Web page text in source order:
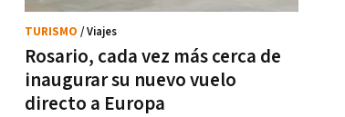
Rosario, cada vez más cerca de
inaugurar su nuevo vuelo
directo a Europa
TURISMO / Viajes